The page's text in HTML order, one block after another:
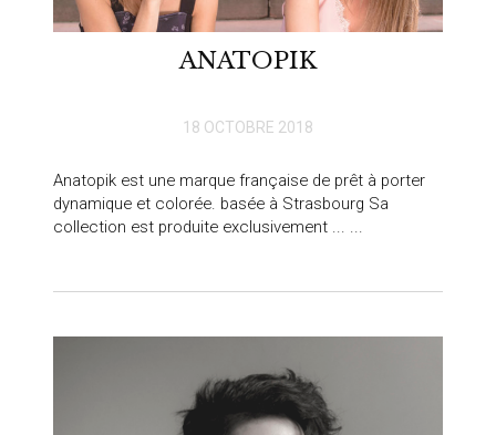
ANATOPIK
18 OCTOBRE 2018
Anatopik est une marque française de prêt à porter
dynamique et colorée. basée à Strasbourg Sa
collection est produite exclusivement ... ...